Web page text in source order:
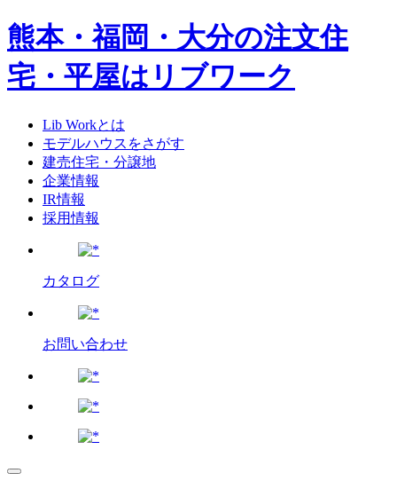
熊本・福岡・大分の注文住
宅・平屋はリブワーク
Lib Workとは
モデルハウスをさがす
建売住宅・分譲地
企業情報
IR情報
採用情報
カタログ
お問い合わせ